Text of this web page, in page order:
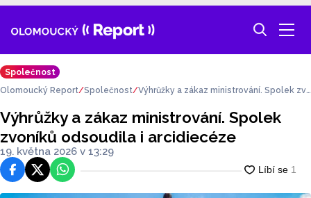
Společnost
Olomoucký Report Společnost Výhrůžky a zákaz ministrování. Spolek zv
Výhrůžky a zákaz ministrování. Spolek
zvoníků odsoudila i arcidiecéze
19. května 2026 v 13:29
FacebookPlatforma X
WhatsApp